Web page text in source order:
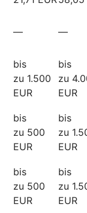
— —
bis
zu 1.500
EUR
bis
zu
EUR
bis
zu 500
EUR
bis
zu
EUR
bis
zu 500
EUR
bis
zu
EUR